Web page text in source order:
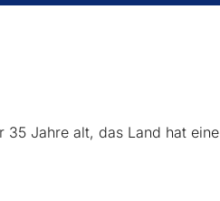
35 Jahre alt, das Land hat eine